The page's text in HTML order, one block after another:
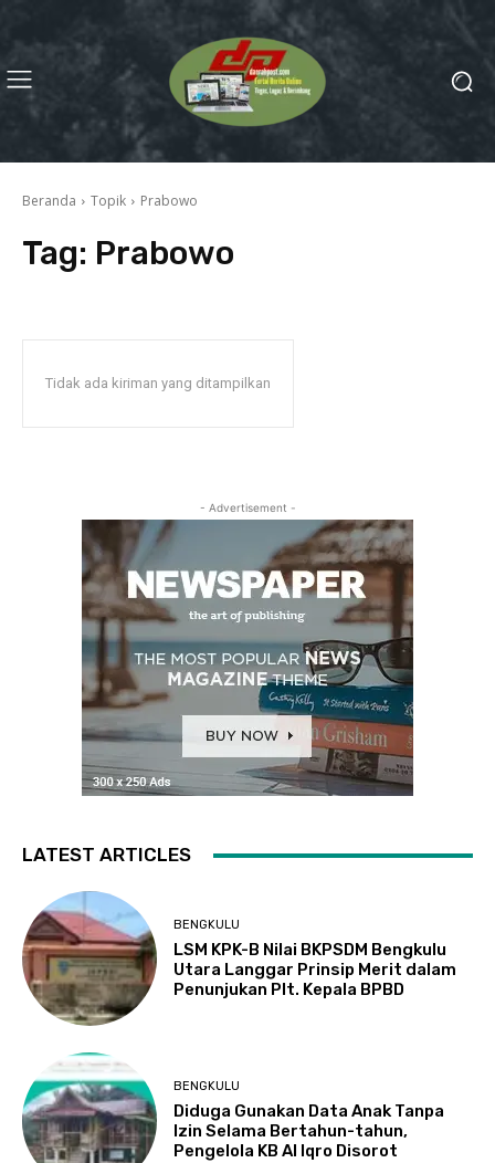
Beranda Topik Prabowo
Tag: Prabowo
Tidak ada kiriman yang ditampilkan
- Advertisement -
LATEST ARTICLES
BENGKULU
LSM KPK-B Nilai BKPSDM Bengkulu
Utara Langgar Prinsip Merit dalam
Penunjukan Plt. Kepala BPBD
BENGKULU
Diduga Gunakan Data Anak Tanpa
Izin Selama Bertahun-tahun,
Pengelola KB Al Iqro Disorot